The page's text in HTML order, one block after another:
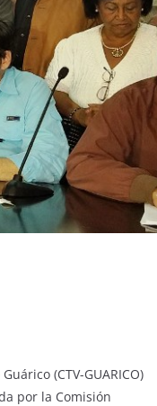
(CTV-GUARICO)
por la Comisión